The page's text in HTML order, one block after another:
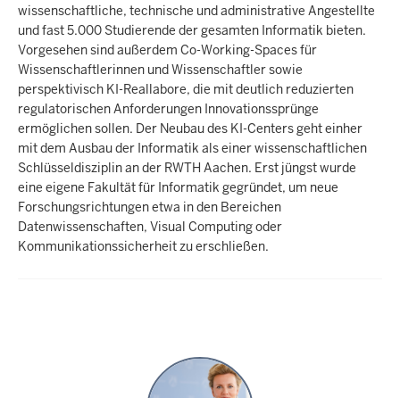
wissenschaftliche, technische und administrative Angestellte
und fast 5.000 Studierende der gesamten Informatik bieten.
Vorgesehen sind außerdem Co-Working-Spaces für
Wissenschaftlerinnen und Wissenschaftler sowie
perspektivisch KI-Reallabore, die mit deutlich reduzierten
regulatorischen Anforderungen Innovationssprünge
ermöglichen sollen. Der Neubau des KI-Centers geht einher
mit dem Ausbau der Informatik als einer wissenschaftlichen
Schlüsseldisziplin an der RWTH Aachen. Erst jüngst wurde
eine eigene Fakultät für Informatik gegründet, um neue
Forschungsrichtungen etwa in den Bereichen
Datenwissenschaften, Visual Computing oder
Kommunikationssicherheit zu erschließen.